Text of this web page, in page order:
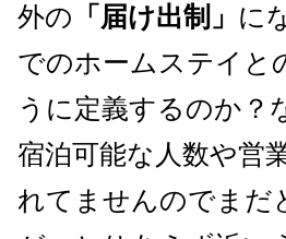
外の 「届け出制」 に
でのホームステイと
うに定義するのか？
宿泊可能な人数や営
れてませんのでまだ